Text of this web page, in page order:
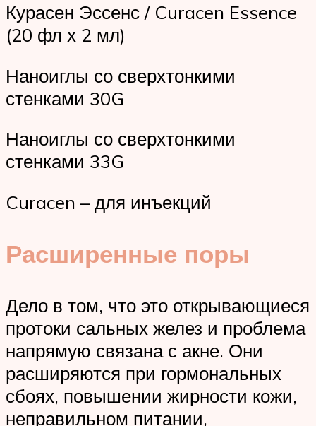
Курасен Эссенс / Curacen Essence
(20 фл х 2 мл)
Наноиглы со сверхтонкими
стенками 30G
Наноиглы со сверхтонкими
стенками 33G
Curacen – для инъекций
Расширенные поры
Дело в том, что это открывающиеся
протоки сальных желез и проблема
напрямую связана с акне. Они
расширяются при гормональных
сбоях, повышении жирности кожи,
неправильном питании,